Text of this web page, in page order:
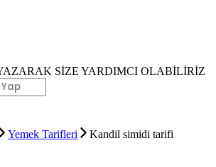
SİZE YARDIMCI OLABİLİRİZ
Yemek Tarifleri
Kandil simidi tarifi